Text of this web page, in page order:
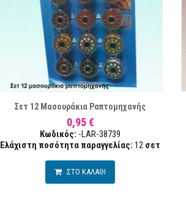
Σετ 12 Μασουράκια Ραπτομηχανής
0,95 €
Κωδικός: -LAR-38739
Ελάχιστη ποσότητα παραγγελίας: 12 σετ
ΣΤΟ ΚΑΛΑΘΙ
ΛΊΣΤΑ ΕΠΙΘΥΜΙΏΝ